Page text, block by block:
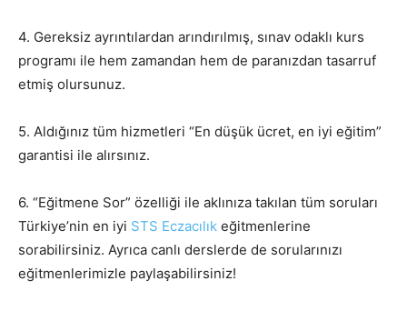
4. Gereksiz ayrıntılardan arındırılmış, sınav odaklı kurs
programı ile hem zamandan hem de paranızdan tasarruf
etmiş olursunuz.
5. Aldığınız tüm hizmetleri “En düşük ücret, en iyi eğitim”
garantisi ile alırsınız.
6. “Eğitmene Sor” özelliği ile aklınıza takılan tüm soruları
Türkiye’nin en iyi STS Eczacılık eğitmenlerine
sorabilirsiniz. Ayrıca canlı derslerde de sorularınızı
eğitmenlerimizle paylaşabilirsiniz!